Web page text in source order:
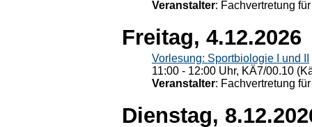
Veranstalter: Fachvertretung
Freitag, 4.12.2026
Vorlesung: Sportbiologie I und II
11:00 - 12:00 Uhr, KÄ7/00.10
Veranstalter: Fachvertretung
Dienstag,